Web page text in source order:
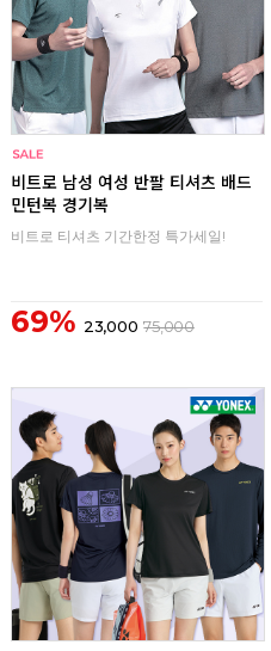
비트로 남성 여성 반팔 티셔츠 배드
민턴복 경기복
비트로 티셔츠 기간한정 특가세일!
69% 23,000 75,000